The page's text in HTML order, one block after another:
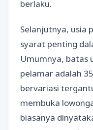
berlaku.
Selanjutnya, usia
syarat penting
Umumnya, batas
pelamar adalah
bervariasi
membuka
biasanya